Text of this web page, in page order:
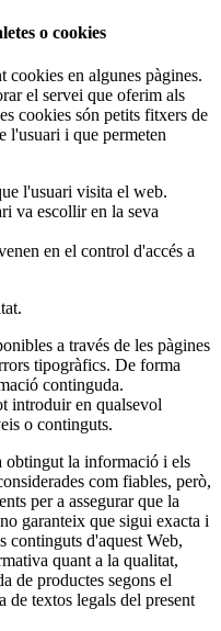
o cookies
cookies en algunes pàgines.
el servei que oferim als
cookies són petits fitxers de
l'usuari i que permeten
l'usuari visita el web.
va escollir en la seva
en el control d'accés a
a través de les pàgines
tipogràfics. De forma
continguda.
en qualsevol
o continguts.
la informació i els
com fiables, però,
per a assegurar que la
garanteix que sigui exacta i
continguts d'aquest Web,
quant a la qualitat,
de productes segons el
de textos legals del present